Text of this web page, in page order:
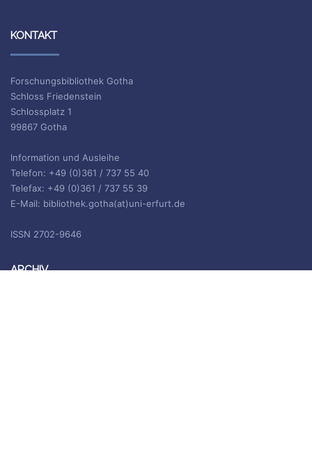
KONTAKT
Forschungsbibliothek Gotha
Schloss Friedenstein
Schlossplatz 1
99867 Gotha
Information und Ausleihe
Telefon: +49 (0)361 / 737 55 40
Telefax: +49 (0)361 / 737 55 39
E-Mail: bibliothek.gotha(at)uni-erfurt.de
ISSN 2702-9646
ARCHIV